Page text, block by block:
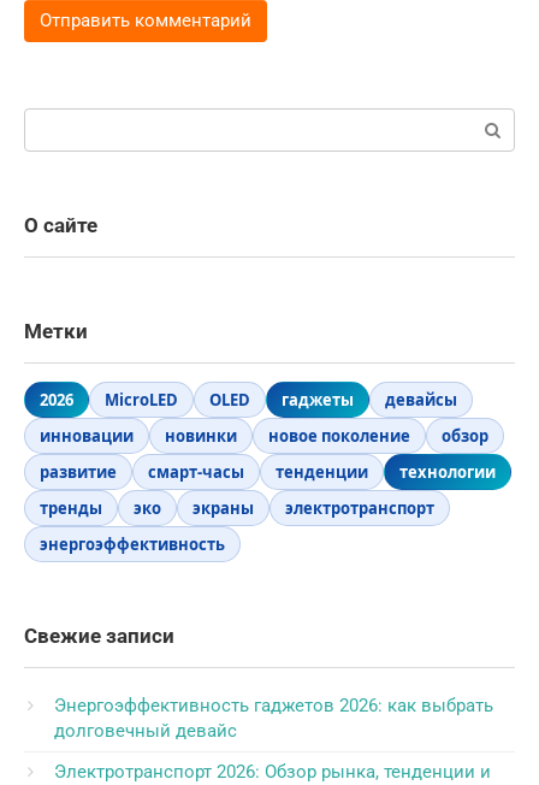
О сайте
Метки
2026 MicroLED OLED гаджеты
девайсы
инновации
новинки новое поколение
обзор
развитие
смарт-часы тенденции
технологии
тренды
эко экраны
электротранспорт
энергоэффективность
Свежие записи
Энергоэффективность гаджетов 2026: как выбрать
долговечный девайс
Электротранспорт 2026: Обзор рынка, тенденции и